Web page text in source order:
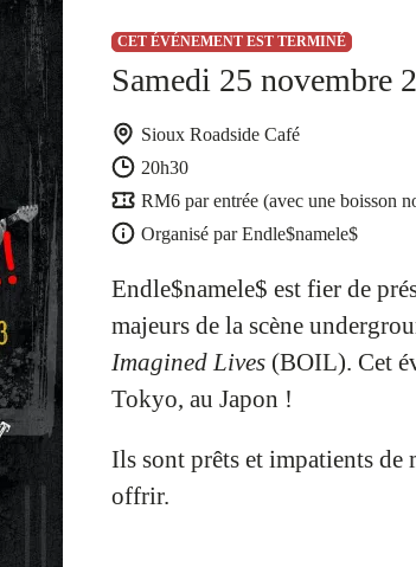
CET ÉVÉNEMENT EST TERMINÉ
Samedi 25 novembre
Sioux Roadside Café
20h30
RM6 par entrée (avec une boisson
Organisé parEndle$namele$
Endle$namele$ est fier de
majeurs de la scène
Imagined Lives(BOIL). Cet
Tokyo, au Japon !
Ils sont prêts et impatients de
offrir.